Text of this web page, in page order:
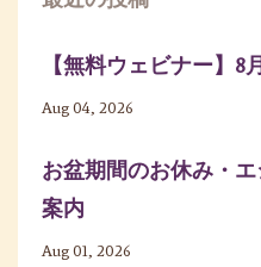
【無料ウェビナー】8
Aug 04, 2026
お盆期間のお休み・
案内
Aug 01, 2026